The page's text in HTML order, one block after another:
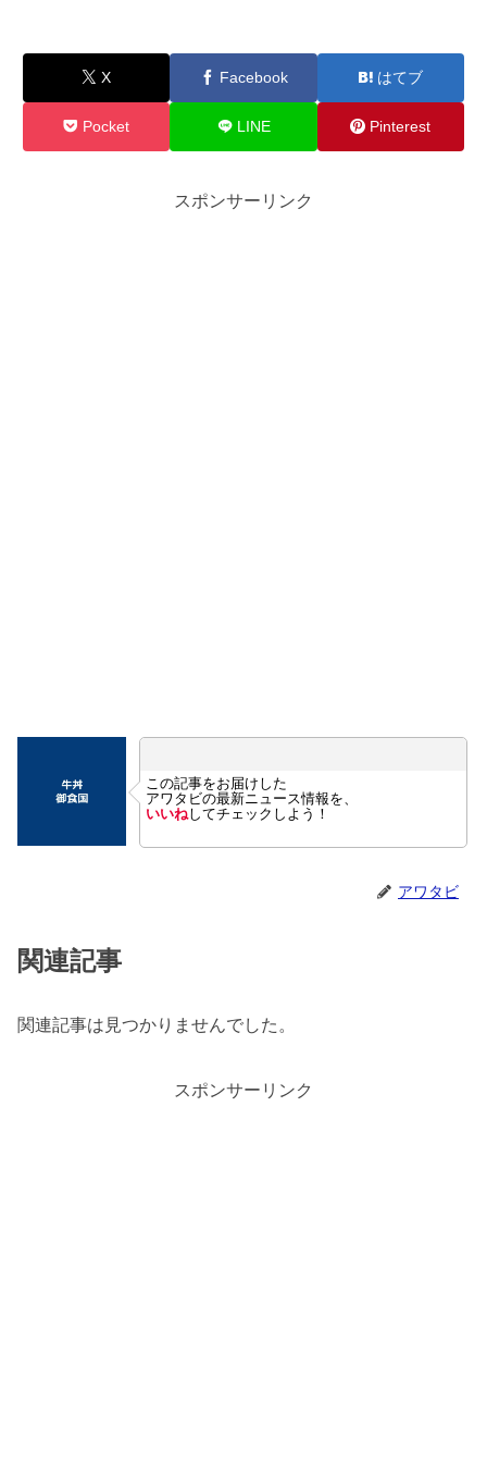
X Facebook はてブ
Pocket LINE Pinterest
スポンサーリンク
この記事をお届けした
アワタビの最新ニュース情報を、
いいねしてチェックしよう！
アワタビ
関連記事
関連記事は見つかりませんでした。
スポンサーリンク